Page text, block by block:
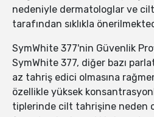
nedeniyle dermatologlar ve cilt
tarafından sıklıkla
SymWhite 377'nin Güvenlik
SymWhite 377, diğer bazı
az tahriş edici olmasına
özellikle yüksek
tiplerinde cilt tahrişine neden